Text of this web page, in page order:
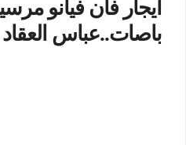
ايجار فان فيانو
باصات..عباس العقاد 01099792099